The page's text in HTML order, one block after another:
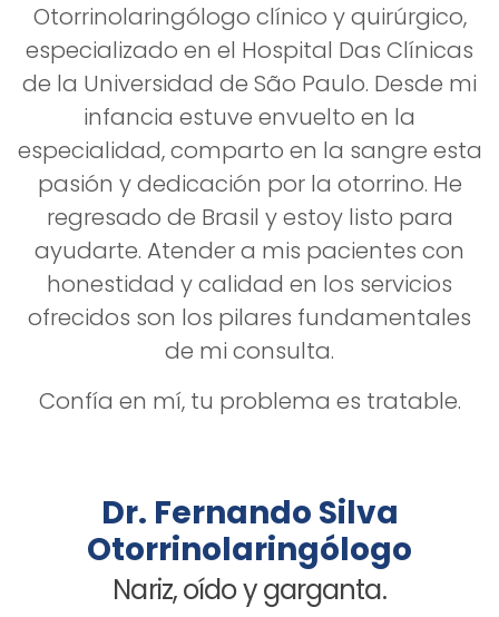
Otorrinolaringólogo clínico y quirúrgico,
especializado en el Hospital Das Clínicas
de la Universidad de São Paulo. Desde mi
infancia estuve envuelto en la
especialidad, comparto en la sangre esta
pasión y dedicación por la otorrino. He
regresado de Brasil y estoy listo para
ayudarte. Atender a mis pacientes con
honestidad y calidad en los servicios
ofrecidos son los pilares fundamentales
de mi consulta.
Confía en mí, tu problema es tratable.
Dr. Fernando Silva
Otorrinolaringólogo
Nariz, oído y garganta.